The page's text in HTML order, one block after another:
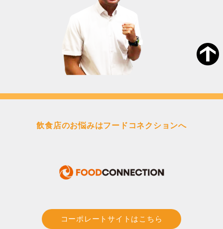
飲食店のお悩みはフードコネクションへ
コーポレートサイトはこちら